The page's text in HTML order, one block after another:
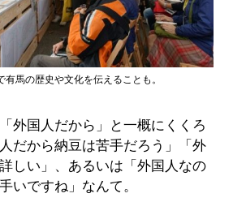
馬の歴史や文化を伝えることも。
外国人だから」と一概にくくろ
だから納豆は苦手だろう」「外
しい」、あるいは「外国人なの
いですね」なんて。